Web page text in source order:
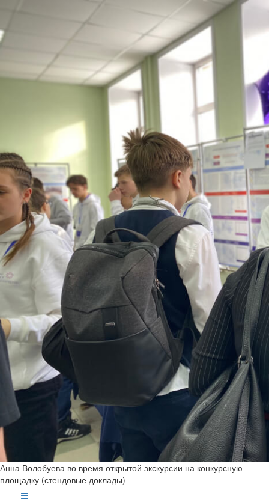
Анна Волобуева во время открытой экскурсии на конкурсную
площадку (стендовые доклады)